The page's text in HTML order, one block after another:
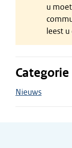
u
leest
Categorie
Nieuws